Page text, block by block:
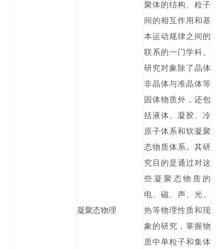
凝聚态物理
聚体的结构、粒子
间的相互作用和基
本运动规律之间的
联系的一门学科。
研究对象除了晶体
非晶体与准晶体等
固体物质外，还包
括液体、凝胶、冷
原子体系和软凝聚
态物质体系。其研
究目的是通过对这
些凝聚态物质的
电、磁、声、光、
热等物理性质和现
象的研究，掌握物
质中单粒子和集体